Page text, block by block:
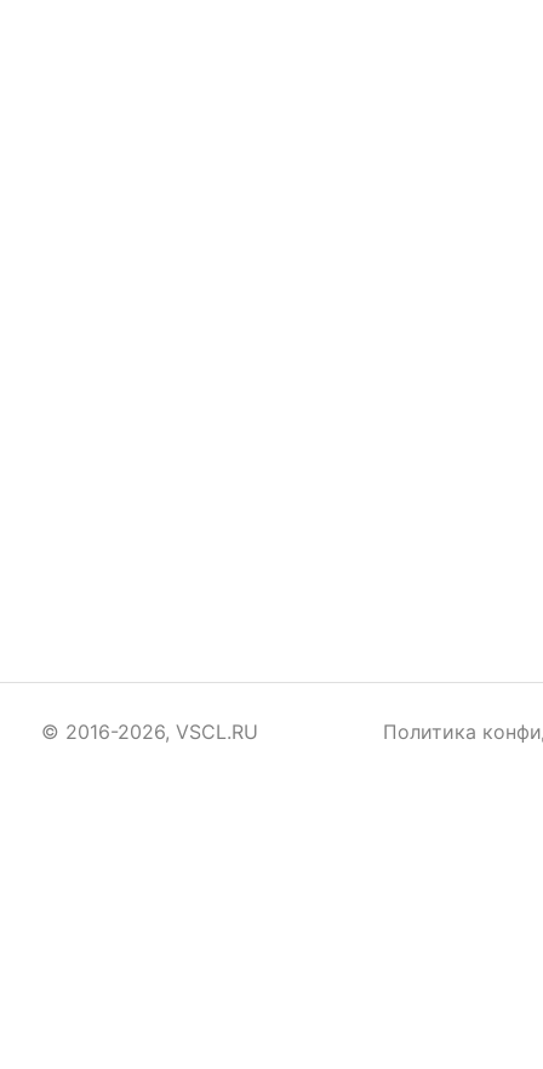
© 2016-2026, VSCL.RU Политика